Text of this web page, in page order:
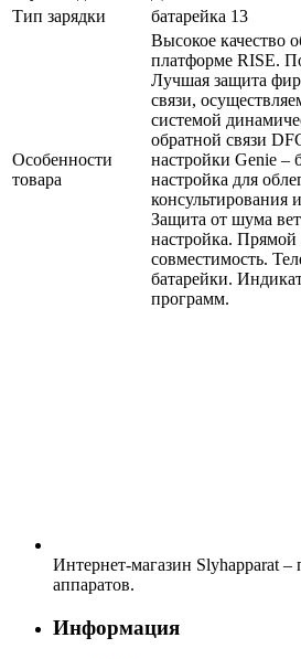
Тип зарядки
батарейка 13
Особенности
товара
Высокое качество
платформе RISE.
Лучшая защита
связи,
системой
обратной связи
настройки Genie –
настройка для
консультирования
Защита от шума
настройка.
совместимость.
батарейки.
программ.
Интернет-магазин Slyhapparat –
аппаратов.
Информация